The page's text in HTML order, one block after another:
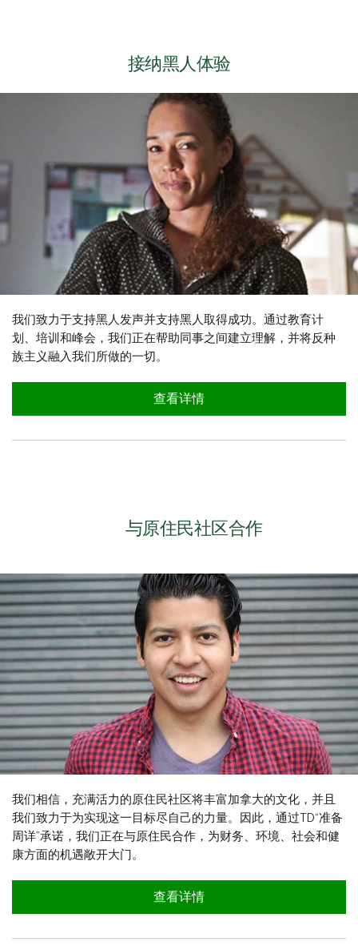
接纳黑人体验
我们致力于支持黑人发声并支持黑人取得成功。通过教育计
划、培训和峰会，我们正在帮助同事之间建立理解，并将反种
族主义融入我们所做的一切。
查看详情
与原住民社区合作
我们相信，充满活力的原住民社区将丰富加拿大的文化，并且
我们致力于为实现这一目标尽自己的力量。因此，通过TD“准备
周详”承诺，我们正在与原住民合作，为财务、环境、社会和健
康方面的机遇敞开大门。
查看详情